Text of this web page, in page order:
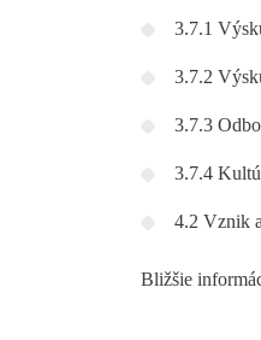
3.7.1
3.7.2
3.7.3
3.7.4
4.2 Vznik
Bližšie